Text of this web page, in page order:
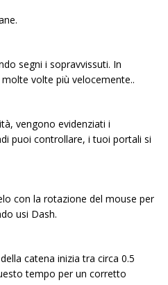
segni i sopravvissuti. In
volte più velocemente..
vengono evidenziati i
puoi controllare, i tuoi portali si
con la rotazione del mouse per
usi Dash.
catena inizia tra circa 0.5
tempo per un corretto